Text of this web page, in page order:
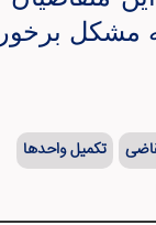
مشکل
تکمیل واحدها